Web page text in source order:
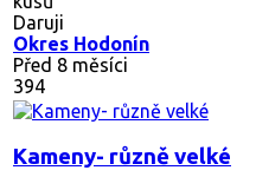
Daruji
Okres Hodonín
Před 8 měsíci
394
Kameny- různě velké